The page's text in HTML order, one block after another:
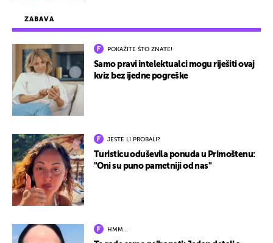
ZABAVA
POKAŽITE ŠTO ZNATE!
Samo pravi intelektualci mogu riješiti ovaj
kviz bez ijedne pogreške
JESTE LI PROBALI?
Turisticu oduševila ponuda u Primoštenu:
"Oni su puno pametniji od nas"
HMM…